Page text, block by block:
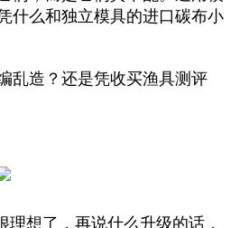
什么和独立模具的进口碳布小
乱造？还是凭收买渔具测评
理想了，再说什么升级的话，